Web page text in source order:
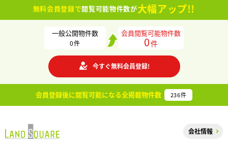
無料会員登録で閲覧可能物件数が大幅アップ!!
一般公開物件数
0件
会員閲覧可能物件数
0件
今すぐ無料会員登録!
会員登録後に閲覧可能になる全掲載物件数 236件
会社情報